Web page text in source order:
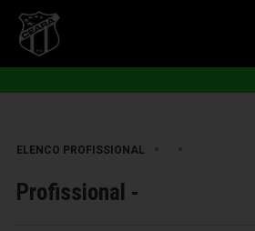
ELENCO PROFISSIONAL • •
Profissional -